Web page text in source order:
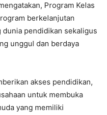
Program Kelas
berkelanjutan
dunia pendidikan sekaligus
unggul dan berdaya
akses pendidikan,
untuk membuka
yang memiliki